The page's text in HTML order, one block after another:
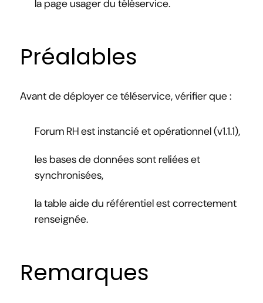
la page usager du téléservice.
Préalables
Avant de déployer ce téléservice, vérifier que :
Forum RH est instancié et opérationnel (v1.1.1),
les bases de données sont reliées et
synchronisées,
la table aide du référentiel est correctement
renseignée.
Remarques